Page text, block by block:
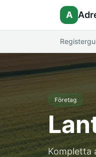
A
Företag
Kompletta